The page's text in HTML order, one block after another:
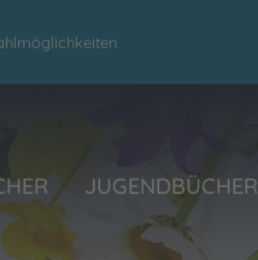
JUGENDBÜCHER